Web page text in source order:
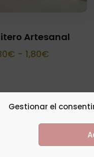
Gestionar el
Artesanal
€ - 1,80€Rango
desde
1,80€